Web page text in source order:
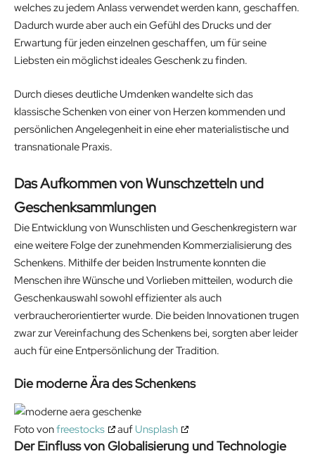
welches zu jedem Anlass verwendet werden kann, geschaffen.
Dadurch wurde aber auch ein Gefühl des Drucks und der
Erwartung für jeden einzelnen geschaffen, um für seine
Liebsten ein möglichst ideales Geschenk zu finden.
Durch dieses deutliche Umdenken wandelte sich das
klassische Schenken von einer von Herzen kommenden und
persönlichen Angelegenheit in eine eher materialistische und
transnationale Praxis.
Das Aufkommen von Wunschzetteln und
Geschenksammlungen
Die Entwicklung von Wunschlisten und Geschenkregistern war
eine weitere Folge der zunehmenden Kommerzialisierung des
Schenkens. Mithilfe der beiden Instrumente konnten die
Menschen ihre Wünsche und Vorlieben mitteilen, wodurch die
Geschenkauswahl sowohl effizienter als auch
verbraucherorientierter wurde. Die beiden Innovationen trugen
zwar zur Vereinfachung des Schenkens bei, sorgten aber leider
auch für eine Entpersönlichung der Tradition.
Die moderne Ära des Schenkens
Foto vonfreestocks auf Unsplash
Der Einfluss von Globalisierung und Technologie